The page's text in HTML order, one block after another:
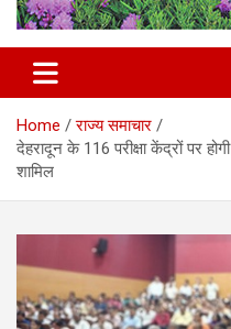
Pahadvasi
Home
राज्य समाचार
देहरादून के 116 परीक्षा केंद्रों पर
शामिल